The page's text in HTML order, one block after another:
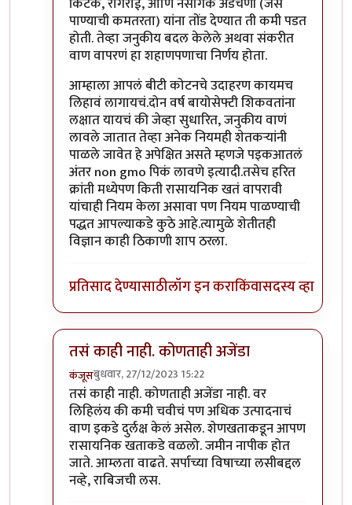
पाण्याची कमतरता) यांना तोंड देण्यात ती कमी पडत
होती. तेव्हा जनुकीय बदल केलेले अथवा संकरीत
वाण वापरणं हा शहाणपणाचा निर्णय होता.
आम्हाला आपलं बीटी कोटनचे उदाहरण कायमच
लिहावं लागायचं.दोन वर्ष बायोसेफ्टी शिकवतांना
लक्षात यायचं की जेव्हा सुधारित, जनुकीय वाणं
लावले जातात तेव्हा अनेक नियमही शेतकऱ्यांनी
पाळले जावेत हे अपेक्षित असते म्हणजे पइकआतलं
अंतर non gmo पिकं लावणे इत्यादी.तसेच हरित
क्रांती मध्येपण किती रासायनिक खतं वापरावी
यांचाही नियम केला असावा पण नियम पाळण्याची
पद्धत आपल्याकडे कुठे आहे.त्यामुळे शेतीतही
विज्ञान काही ठिकाणी शाप ठरला.
प्रतिसाद देण्यासाठीलॉग इन कराकिंवासदस्य व्हा
तसं काही नाही. कोणताही अजेंडा
कंजूसबुधवार, 27/12/2023 15:22
In reply toपरदेशी कंपन्यांना अमर्याद नफा मिळावा
तसं काही नाही. कोणताही अजेंडा नाही. वर
लिहिलंय की कमी चवीचं पण अधिक उत्पादनाचं
वाण इकडे दुर्लक्ष केलं असेल. शेणखताकडून आपण
रासायनिक खताकडे वळलो. जमीन नापीक होत
जाते. आम्लता वाढते. सर्पाच्या विषाच्या लसीबद्दल
नव्हे, राबिजची लस.